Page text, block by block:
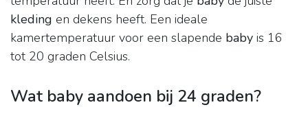
kleding en dekens heeft. Een ideale
kamertemperatuur voor een slapende baby is 16
tot 20 graden Celsius.
Wat baby aandoen bij 24 graden?